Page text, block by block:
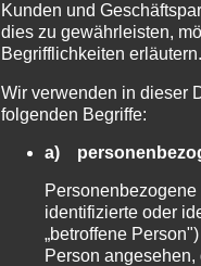
Kunden und
dies zu gewährleisten,
Begrifflichkeiten erläutern.
Wir verwenden in dieser
folgenden Begriffe:
a)
identifizierte oder
„betroffene
Person